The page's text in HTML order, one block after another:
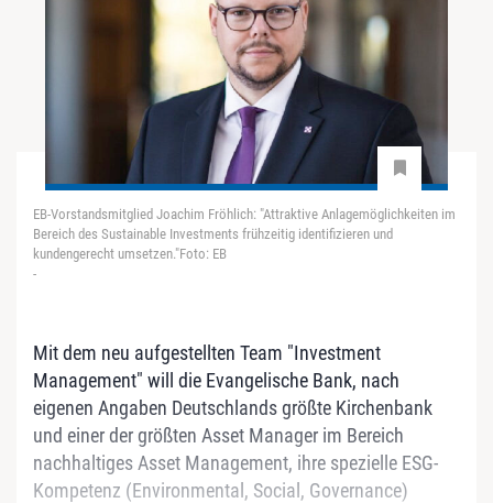
EB-Vorstandsmitglied Joachim Fröhlich: "Attraktive Anlagemöglichkeiten im
Bereich des Sustainable Investments frühzeitig identifizieren und
kundengerecht umsetzen."Foto: EB
-
Mit dem neu aufgestellten Team "Investment
Management" will die Evangelische Bank, nach
eigenen Angaben Deutschlands größte Kirchenbank
und einer der größten Asset Manager im Bereich
nachhaltiges Asset Management, ihre spezielle ESG-
Kompetenz (Environmental, Social, Governance)